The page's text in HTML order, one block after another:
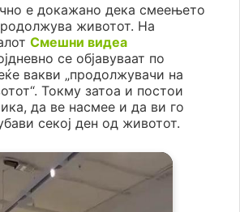
е докажано дека смеењето
животот. На
Смешни видеа
се објавуваат по
вакви „продолжувачи на
Токму затоа и постои
да ве насмее и да ви го
секој ден од животот.